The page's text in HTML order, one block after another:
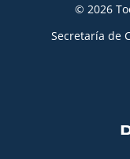
© 2026
Secretaría de